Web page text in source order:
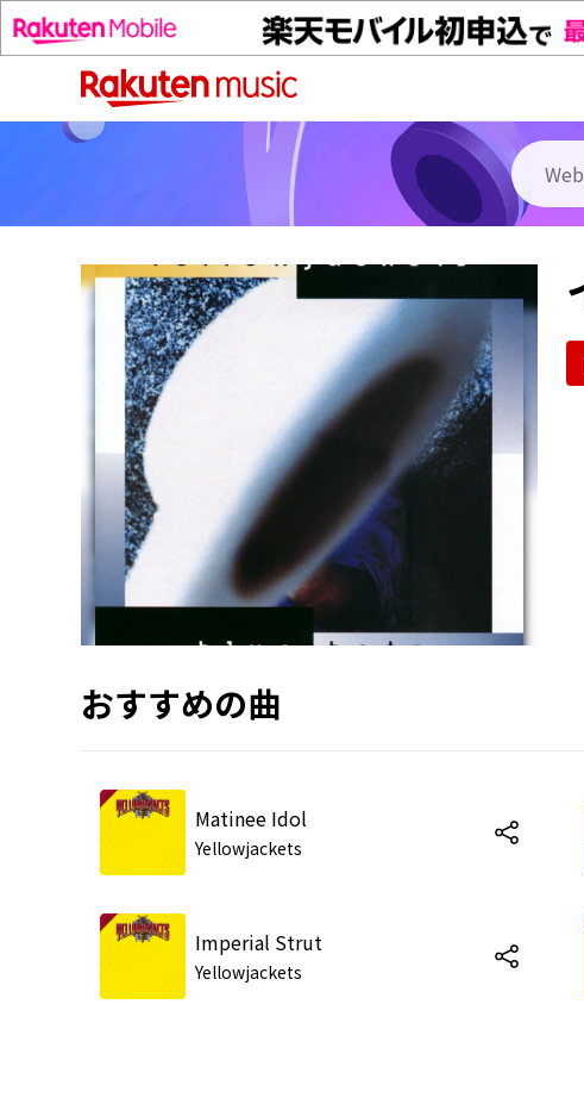
おすすめの曲
Matinee Idol
Yellowjackets
Imperial Strut
Yellowjackets